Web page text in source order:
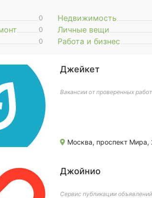
0 Недвижимость
0 Личные вещи
0 Работа и бизнес
Джейкет
Вакансии от проверенных
Москва, проспект Мира,
Джойнио
Сервис публикации